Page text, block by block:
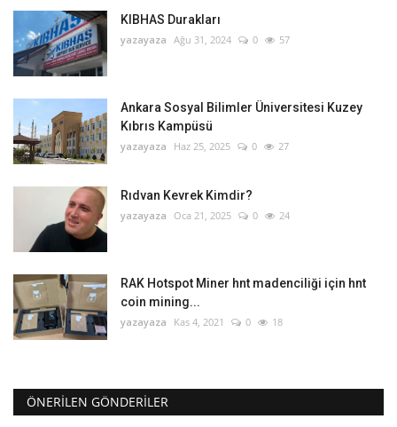
KIBHAS Durakları
yazayaza Ağu 31, 2024 0 57
Ankara Sosyal Bilimler Üniversitesi Kuzey
Kıbrıs Kampüsü
yazayaza Haz 25, 2025 0 27
Rıdvan Kevrek Kimdir?
yazayaza Oca 21, 2025 0 24
RAK Hotspot Miner hnt madenciliği için hnt
coin mining...
yazayaza Kas 4, 2021 0 18
ÖNERILEN GÖNDERILER